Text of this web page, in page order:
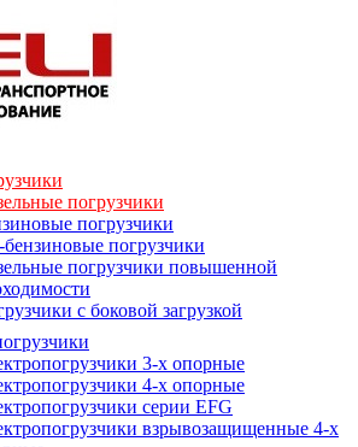
погрузчики
погрузчики
бензиновые погрузчики
погрузчики повышенной
с боковой загрузкой
3-х опорные
4-х опорные
серии EFG
взрывозащищенные 4-х